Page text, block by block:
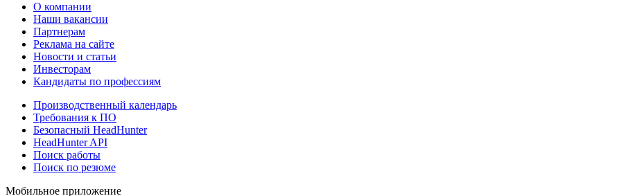
О компании
Наши вакансии
Партнерам
Реклама на сайте
Новости и статьи
Инвесторам
Кандидаты по профессиям
Производственный календарь
Требования к ПО
Безопасный HeadHunter
HeadHunter API
Поиск работы
Поиск по резюме
Мобильное приложение